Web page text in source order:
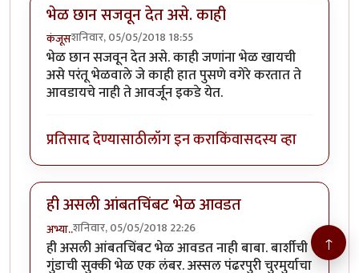
भेळ छान सजवून देत असे. काही
कंजूसशनिवार, 05/05/2018 18:55
भेळ छान सजवून देत असे. काही जणांना भेळ खायची
असे परंतू भेळवाले जे काही हात पुसणे वगेरे करतात ते
आवडायचे नाही ते आवर्जून इकडे येत.
प्रतिसाद देण्यासाठीलॉग इन कराकिंवासदस्य व्हा
ही असली आंबतचिंबट भेळ आवडत
अभ्या..शनिवार, 05/05/2018 22:26
ही असली आंबतचिंबट भेळ आवडत नाही बाबा. बार्शीची
गुंडाची सुक्की भेळ एक लंबर. अस्सल पंढरपुरी चुरमुर्याचा
↑